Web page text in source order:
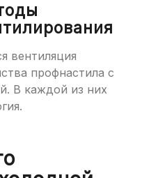
вентиляция
профнастила с
В каждой из них